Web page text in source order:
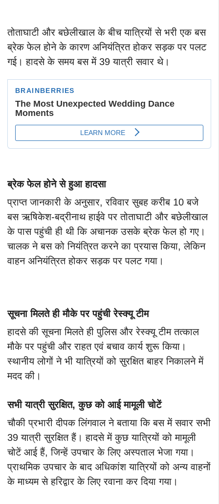
तोताघाटी और बछेलीखाल के बीच यात्रियों से भरी एक बस
ब्रेक फेल होने के कारण अनियंत्रित होकर सड़क पर पलट
गई। हादसे के समय बस में 39 यात्री सवार थे।
ब्रेक फेल होने से हुआ हादसा
प्राप्त जानकारी के अनुसार, रविवार सुबह करीब 10 बजे
बस ऋषिकेश-बद्रीनाथ हाईवे पर तोताघाटी और बछेलीखाल
के पास पहुंची ही थी कि अचानक उसके ब्रेक फेल हो गए।
चालक ने बस को नियंत्रित करने का प्रयास किया, लेकिन
वाहन अनियंत्रित होकर सड़क पर पलट गया।
सूचना मिलते ही मौके पर पहुंची रेस्क्यू टीम
हादसे की सूचना मिलते ही पुलिस और रेस्क्यू टीम तत्काल
मौके पर पहुंची और राहत एवं बचाव कार्य शुरू किया।
स्थानीय लोगों ने भी यात्रियों को सुरक्षित बाहर निकालने में
मदद की।
सभी यात्री सुरक्षित, कुछ को आई मामूली चोटें
चौकी प्रभारी दीपक लिंगवाल ने बताया कि बस में सवार सभी
39 यात्री सुरक्षित हैं। हादसे में कुछ यात्रियों को मामूली
चोटें आई हैं, जिन्हें उपचार के लिए अस्पताल भेजा गया।
प्राथमिक उपचार के बाद अधिकांश यात्रियों को अन्य वाहनों
के माध्यम से हरिद्वार के लिए रवाना कर दिया गया।